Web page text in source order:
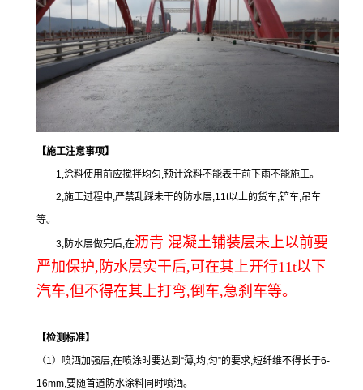
【施工注意事项】
1,涂料使用前应搅拌均匀,预计涂料不能表于前下雨不能施工。
2,施工过程中,严禁乱踩未干的防水层,11t以上的货车,铲车,吊车
等。
3,防水层做完后,在沥青 混凝土铺装层未上以前要
严加保护,防水层实干后,可在其上开行11t以下
汽车,但不得在其上打弯,倒车,急刹车等。
【检测标准】
（1）喷洒加强层,在喷涂时要达到“薄,均,匀”的要求,短纤维不得长于6-
16mm,要随首道防水涂料同时喷洒。